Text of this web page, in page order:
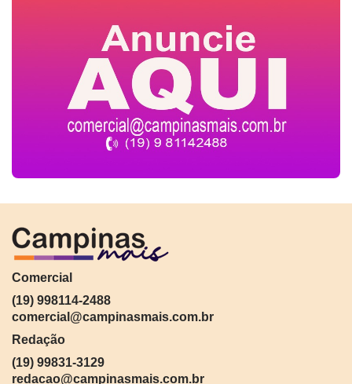
Comercial
(19) 998114-2488
comercial@campinasmais.com.br
Redação
(19) 99831-3129
redacao@campinasmais.com.br